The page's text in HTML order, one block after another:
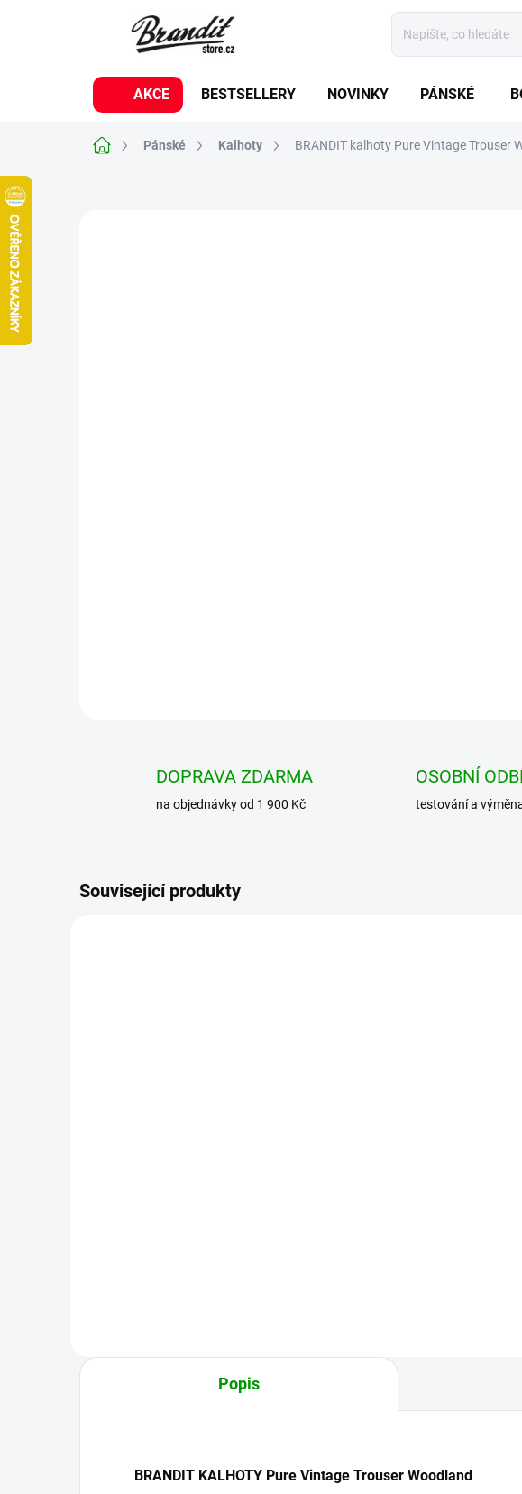
AKCE BESTSELLERY NOVINKY PÁNSKÉ
Domů Pánské Kalhoty BRANDIT kalhoty Pure Vintage Trouser
DOPRAVA ZDARMA
na objednávky od 1 900 Kč
OSOBNÍ
testování a
Související produkty
Popis
BRANDIT KALHOTY Pure Vintage Trouser Woodland